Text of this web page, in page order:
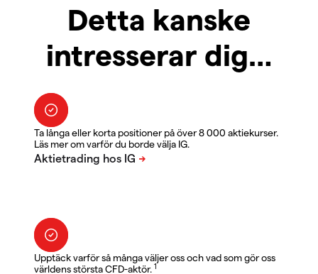
Detta kanske
intresserar dig…
Ta långa eller korta positioner på över 8 000 aktiekurser.
Läs mer om varför du borde välja IG.
Upptäck varför så många väljer oss och vad som gör oss
världens största CFD-aktör. 1